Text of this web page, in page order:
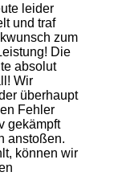
leider
und traf
zum
Die
absolut
Wir
überhaupt
Fehler
gekämpft
anstoßen.
können wir